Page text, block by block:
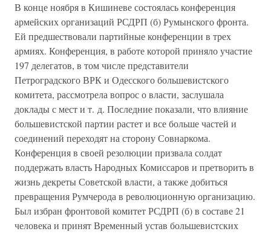
В конце ноября в Кишиневе состоялась конференция
армейских организаций РСДРП (б) Румынского фронта.
Ей предшествовали партийные конференции в трех
армиях. Конференция, в работе которой приняло участие
197 делегатов, в том числе представители
Петроградского ВРК и Одесского большевистского
комитета, рассмотрела вопрос о власти, заслушала
доклады с мест и т. д. Последние показали, что влияние
большевистской партии растет и все больше частей и
соединений переходят на сторону Совнаркома.
Конференция в своей резолюции призвала солдат
поддержать власть Народных Комиссаров и претворить в
жизнь декреты Советской власти, а также добиться
превращения Румчерода в революционную организацию.
Был избран фронтовой комитет РСДРП (б) в составе 21
человека и принят Временный устав большевистских